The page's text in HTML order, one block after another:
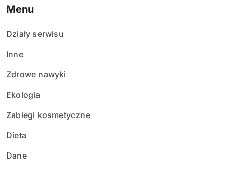
Menu
Działy serwisu
Inne
Zdrowe nawyki
Ekologia
Zabiegi kosmetyczne
Dieta
Dane